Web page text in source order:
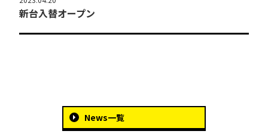
新台入替オープン
News一覧